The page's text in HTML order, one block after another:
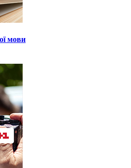
мови